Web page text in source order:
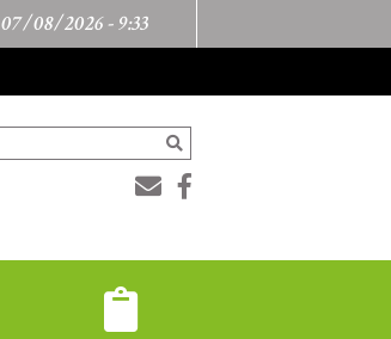
07/08/2026 -9:33